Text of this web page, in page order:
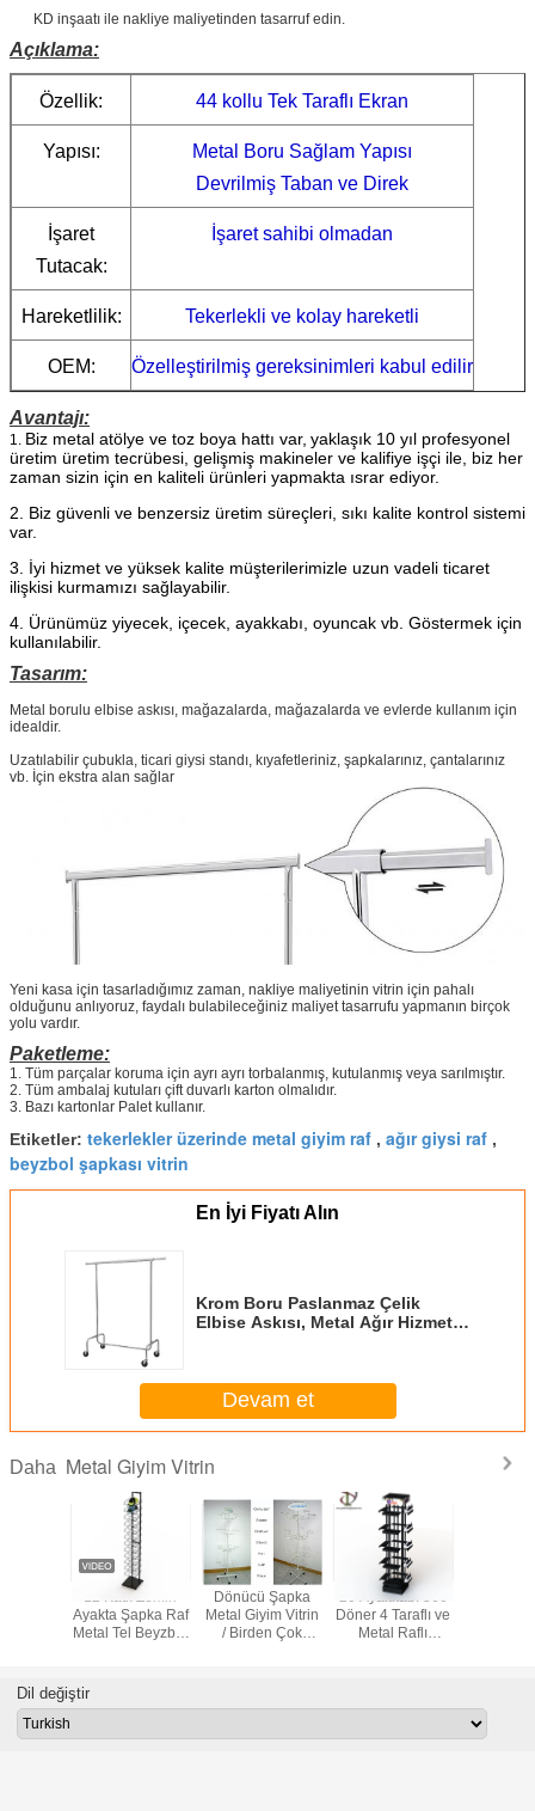
KD inşaatı ile nakliye maliyetinden tasarruf edin.
Açıklama:
Özellik: 44 kollu Tek Taraflı Ekran
Yapısı:
Metal Boru Sağlam Yapısı
Devrilmiş Taban ve Direk
İşaret
Tutacak:
İşaret sahibi olmadan
Hareketlilik: Tekerlekli ve kolay hareketli
OEM: Özelleştirilmiş gereksinimleri kabul edilir
Avantajı:
1. Biz metal atölye ve toz boya hattı var, yaklaşık 10 yıl profesyonel
üretim üretim tecrübesi, gelişmiş makineler ve kalifiye işçi ile, biz her
zaman sizin için en kaliteli ürünleri yapmakta ısrar ediyor.
2. Biz güvenli ve benzersiz üretim süreçleri, sıkı kalite kontrol sistemi
var.
3. İyi hizmet ve yüksek kalite müşterilerimizle uzun vadeli ticaret
ilişkisi kurmamızı sağlayabilir.
4. Ürünümüz yiyecek, içecek, ayakkabı, oyuncak vb. Göstermek için
kullanılabilir.
Tasarım:
Metal borulu elbise askısı, mağazalarda, mağazalarda ve evlerde kullanım için
idealdir.
Uzatılabilir çubukla, ticari giysi standı, kıyafetleriniz, şapkalarınız, çantalarınız
vb. İçin ekstra alan sağlar
Yeni kasa için tasarladığımız zaman, nakliye maliyetinin vitrin için pahalı
olduğunu anlıyoruz, faydalı bulabileceğiniz maliyet tasarrufu yapmanın birçok
yolu vardır.
Paketleme:
1. Tüm parçalar koruma için ayrı ayrı torbalanmış, kutulanmış veya sarılmıştır.
2. Tüm ambalaj kutuları çift duvarlı karton olmalıdır.
3. Bazı kartonlar Palet kullanır.
Etiketler: tekerlekler üzerinde metal giyim raf , ağır giysi raf ,
beyzbol şapkası vitrin
En İyi Fiyatı Alın
Krom Boru Paslanmaz Çelik
Elbise Askısı, Metal Ağır Hizmet
Devam et
Daha Metal Giyim Vitrin
12 Katlı Zemin
Ayakta Şapka Raf
Metal Tel Beyzbol
Dönücü Şapka
Metal Giyim Vitrin
/ Birden Çok
20 Ayakkabı 360
Döner 4 Taraflı ve
Metal Raflı
Dil değiştir